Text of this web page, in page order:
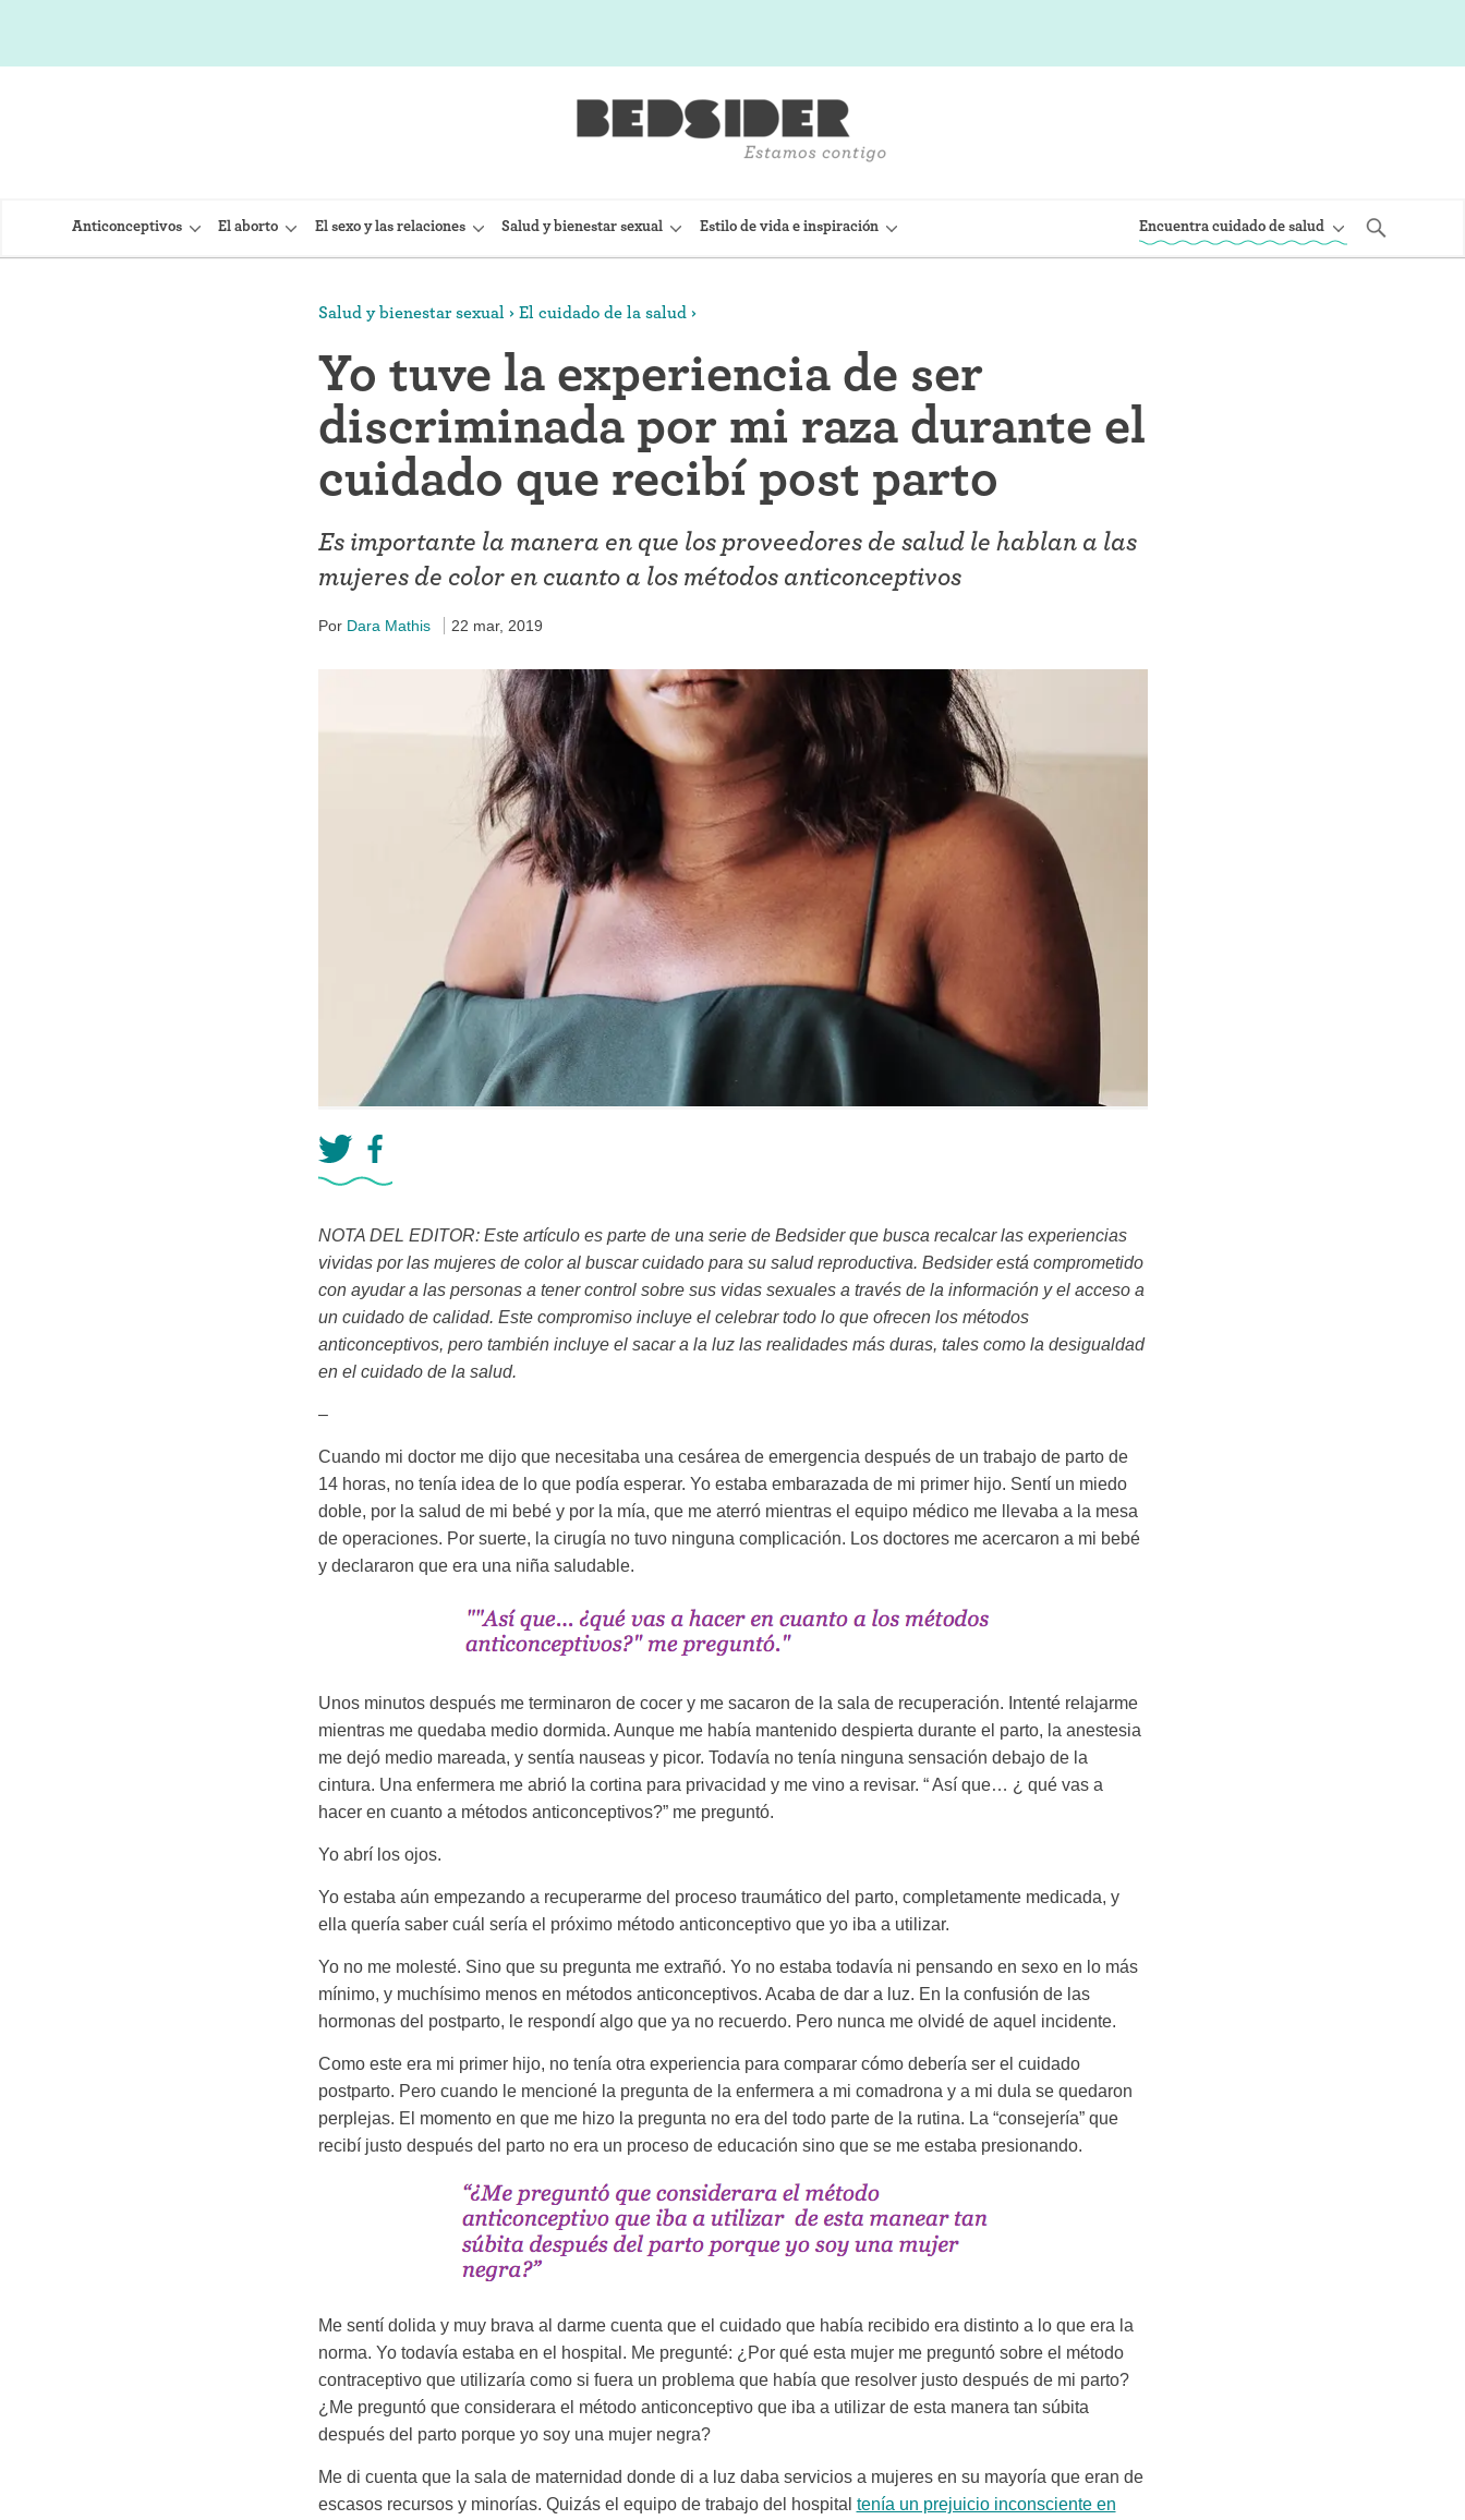
Anticonceptivos
Implante (Nexplanon)
Inyección anticonceptiva (Depo-
Provera)
Anillo anticonceptivo
Parche anticonceptivo
Preservativo
Capuchón cervical
Observación de la fertilidad
Espermicidas y geles
retiro)
Anticonceptivos de emergencia
El aborto El sexo y las relaciones Salud y bienestar sexual Estilo de vida e inspiración Encuentra cuidado de salud
Salud y bienestar sexual El cuidado de la salud
Yo tuve la experiencia de ser
discriminada por mi raza durante el
cuidado que recibí post parto
Es importante la manera en que los proveedores de salud le hablan a las
mujeres de color en cuanto a los métodos anticonceptivos
Por Dara Mathis 22 mar, 2019
NOTA DEL EDITOR: Este artículo es parte de una serie de Bedsider que busca recalcar las experiencias
vividas por las mujeres de color al buscar cuidado para su salud reproductiva. Bedsider está comprometido
con ayudar a las personas a tener control sobre sus vidas sexuales a través de la información y el acceso a
un cuidado de calidad. Este compromiso incluye el celebrar todo lo que ofrecen los métodos
anticonceptivos, pero también incluye el sacar a la luz las realidades más duras, tales como la desigualdad
en el cuidado de la salud.
–
Cuando mi doctor me dijo que necesitaba una cesárea de emergencia después de un trabajo de parto de
14 horas, no tenía idea de lo que podía esperar. Yo estaba embarazada de mi primer hijo. Sentí un miedo
doble, por la salud de mi bebé y por la mía, que me aterró mientras el equipo médico me llevaba a la mesa
de operaciones. Por suerte, la cirugía no tuvo ninguna complicación. Los doctores me acercaron a mi bebé
y declararon que era una niña saludable.
Unos minutos después me terminaron de cocer y me sacaron de la sala de recuperación. Intenté relajarme
mientras me quedaba medio dormida. Aunque me había mantenido despierta durante el parto, la anestesia
me dejó medio mareada, y sentía nauseas y picor. Todavía no tenía ninguna sensación debajo de la
cintura. Una enfermera me abrió la cortina para privacidad y me vino a revisar. “ Así que… ¿ qué vas a
hacer en cuanto a métodos anticonceptivos?” me preguntó.
Yo abrí los ojos.
Yo estaba aún empezando a recuperarme del proceso traumático del parto, completamente medicada, y
ella quería saber cuál sería el próximo método anticonceptivo que yo iba a utilizar.
Yo no me molesté. Sino que su pregunta me extrañó. Yo no estaba todavía ni pensando en sexo en lo más
mínimo, y muchísimo menos en métodos anticonceptivos. Acaba de dar a luz. En la confusión de las
hormonas del postparto, le respondí algo que ya no recuerdo. Pero nunca me olvidé de aquel incidente.
Como este era mi primer hijo, no tenía otra experiencia para comparar cómo debería ser el cuidado
postparto. Pero cuando le mencioné la pregunta de la enfermera a mi comadrona y a mi dula se quedaron
perplejas. El momento en que me hizo la pregunta no era del todo parte de la rutina. La “consejería” que
recibí justo después del parto no era un proceso de educación sino que se me estaba presionando.
Me sentí dolida y muy brava al darme cuenta que el cuidado que había recibido era distinto a lo que era la
norma. Yo todavía estaba en el hospital. Me pregunté: ¿Por qué esta mujer me preguntó sobre el método
contraceptivo que utilizaría como si fuera un problema que había que resolver justo después de mi parto?
¿Me preguntó que considerara el método anticonceptivo que iba a utilizar de esta manera tan súbita
después del parto porque yo soy una mujer negra?
Me di cuenta que la sala de maternidad donde di a luz daba servicios a mujeres en su mayoría que eran de
escasos recursos y minorías. Quizás el equipo de trabajo del hospital tenía un prejuicio inconsciente en